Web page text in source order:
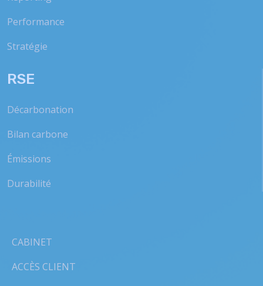
Performance
Stratégie
RSE
Décarbonation
Bilan carbone
Émissions
Durabilité
CABINET
ACCÈS CLIENT